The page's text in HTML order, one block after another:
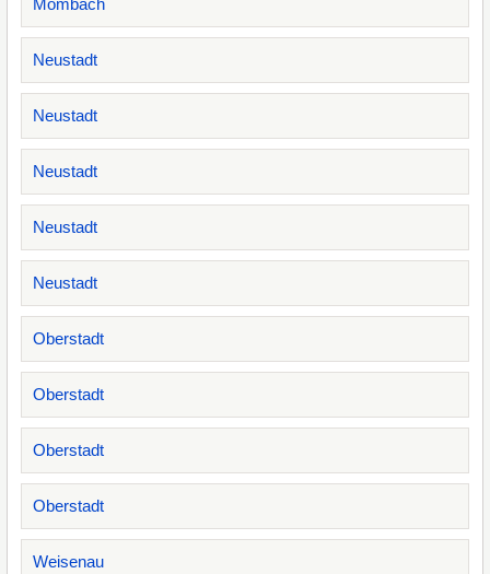
Mombach
Neustadt
Neustadt
Neustadt
Neustadt
Neustadt
Oberstadt
Oberstadt
Oberstadt
Oberstadt
Weisenau